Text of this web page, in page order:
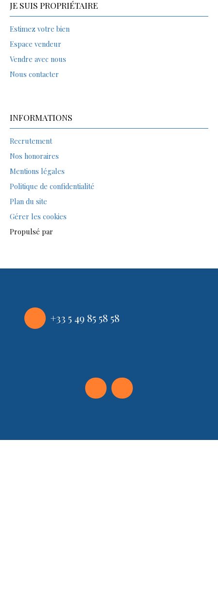
JE SUIS PROPRIÉTAIRE
Estimez votre bien
Espace vendeur
Vendre avec nous
Nous contacter
INFORMATIONS
Recrutement
Nos honoraires
Mentions légales
Politique de confidentialité
Plan du site
Gérer les cookies
Propulsé par
+33 5 49 85 58 58